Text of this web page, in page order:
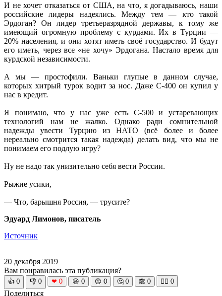
И не хочет отказаться от США, на что, я догадываюсь, наши
российские лидеры надеялись. Между тем — кто такой
Эрдоган? Он лидер третьеразрядной державы, к тому же
имеющий огромную проблему с курдами. Их в Турции —
20% населения, и они хотят иметь своё государство. И будут
его иметь, через все «не хочу» Эрдогана. Настало время для
курдской независимости.
А мы — простофили. Ваньки глупые в данном случае,
которых хитрый турок водит за нос. Даже С-400 он купил у
нас в кредит.
Я понимаю, что у нас уже есть С-500 и устаревающих
технологий нам не жалко. Однако ради сомнительной
надежды увести Турцию из НАТО (всё более и более
нереально смотрится такая надежда) делать вид, что мы не
понимаем его подлую игру?
Ну не надо так унизительно себя вести России.
Рыжие усики,
— Что, барышня Россия, — трусите?
Эдуард Лимонов, писатель
Источник
20 декабря 2019
Вам понравилась эта публикация?
👍 0 👎 0 ❤ 0 😆 0 😡 0 🤔 0 🙈 0 🧘‍♀️ 0
Поделиться